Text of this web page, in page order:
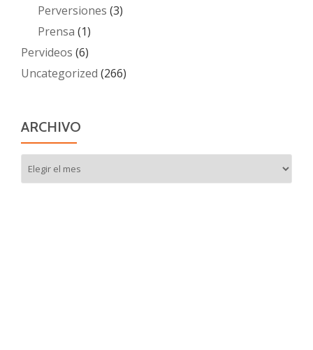
Perversiones (3)
Prensa (1)
Pervideos (6)
Uncategorized (266)
ARCHIVO